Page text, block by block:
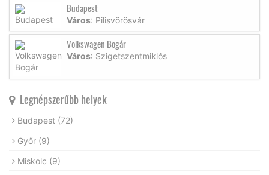
Budapest
Város: Pilisvörösvár
Volkswagen Bogár
Város: Szigetszentmiklós
Legnépszerűbb helyek
Budapest (72)
Győr (9)
Miskolc (9)